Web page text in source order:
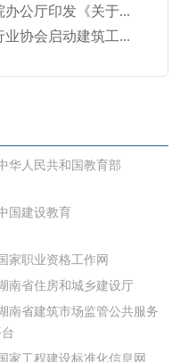
公厅印发《关于...
协会启动建筑工...
华人民共和国教育部
国建设教育
家职业资格工作网
南省住房和城乡建设厅
南省建筑市场监管公共服务
家工程建设标准化信息网